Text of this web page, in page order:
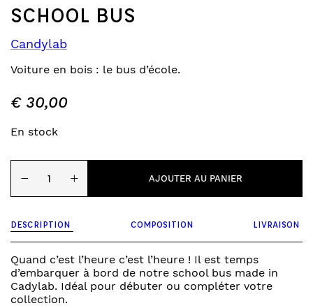
SCHOOL BUS
Candylab
Voiture en bois : le bus d’école.
€30,00
En stock
de− + AJOUTER AU PANIER
DESCRIPTION COMPOSITION LIVRAISON
Quand c’est l’heure c’est l’heure ! Il est temps
d’embarquer à bord de notre school bus made in
Cadylab. Idéal pour débuter ou compléter votre
collection.